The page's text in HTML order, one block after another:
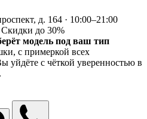
д. 164 · 10:00–21:00
Скидки до 30%
модель под ваш тип
с примеркой всех
уйдёте с чёткой уверенностью в